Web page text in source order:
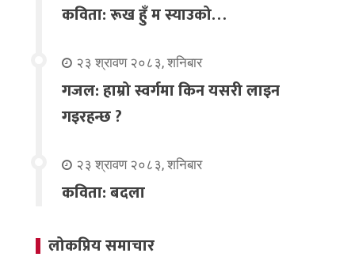
कविता: रूख हुँ म स्याउको…
२३ श्रावण २०८३, शनिबार
गजल: हाम्रो स्वर्गमा किन यसरी लाइन
गइरहन्छ ?
२३ श्रावण २०८३, शनिबार
कविता: बदला
लोकप्रिय समाचार